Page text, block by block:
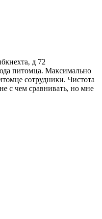
д 72
питомца. Максимально
сотрудники. Чистота
с чем сравнивать, но мне